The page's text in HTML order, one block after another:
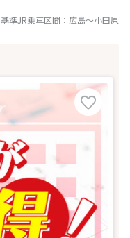
基準JR乗車区間： 広島～小田原